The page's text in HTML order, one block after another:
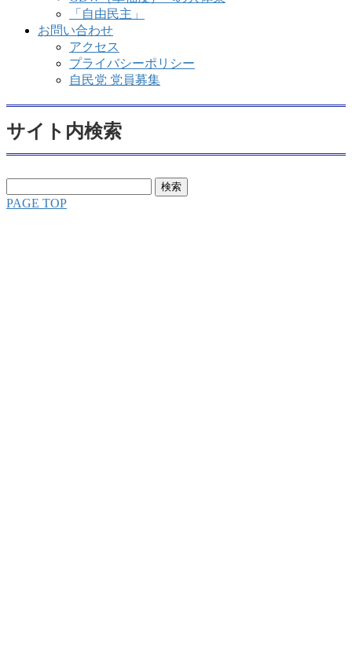
「自由民主」
お問い合わせ
アクセス
プライバシーポリシー
自民党 党員募集
サイト内検索
索:
PAGE TOP